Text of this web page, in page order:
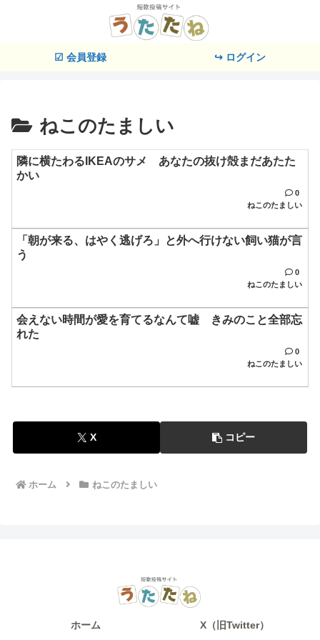
☑ 会員登録 ↪ ログイン
ねこのたましい
隣に横たわるIKEAのサメ あなたの抜け殻まだあたた
かい
0
ねこのたましい
「朝が来る、はやく逃げろ」と外へ行けない飼い猫が言
う
0
ねこのたましい
会えない時間が愛を育てるなんて嘘 きみのこと全部忘
れた
0
ねこのたましい
X コピー
ホーム ねこのたましい
ホーム X（旧Twitter）